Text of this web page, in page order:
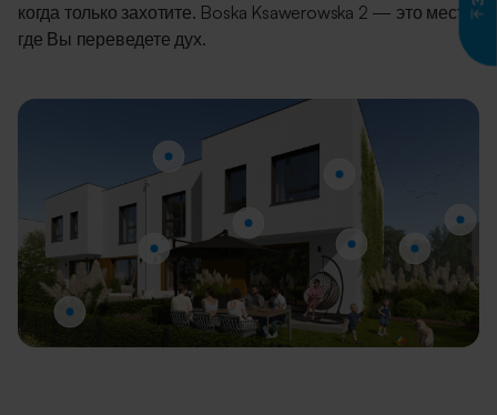
когда только захотите. Boska Ksawerowska 2 — это место,
где Вы переведете дух.